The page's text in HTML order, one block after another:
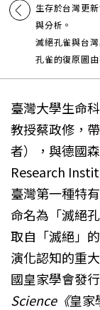
生存於台灣更
與分析。
滅絕孔雀與台
孔雀的復原圖
臺灣大學生命
教授蔡政修，
者），與德國
Research
臺灣第一種特
命名為「滅絕
取自「滅絕」
演化認知的重
國皇家學會發
Science《皇家